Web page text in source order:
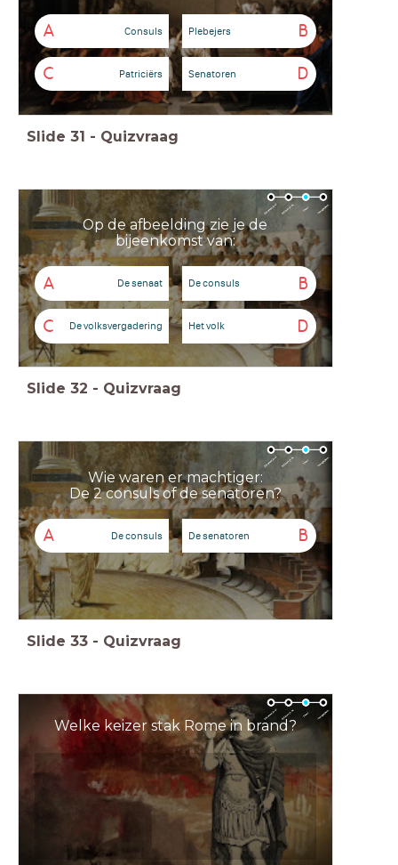
A Consuls B
Plebejers
C Patriciërs D
Senatoren
Slide 31 - Quizvraag
Op de afbeelding zie je de
bijeenkomst van:
A De senaat B
De consuls
C De volksvergadering D
Het volk
Slide 32 - Quizvraag
Wie waren er machtiger:
De 2 consuls of de senatoren?
A De consuls B
De senatoren
Slide 33 - Quizvraag
Welke keizer stak Rome in brand?